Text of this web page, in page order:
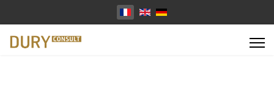
Sélectionnez votre langue